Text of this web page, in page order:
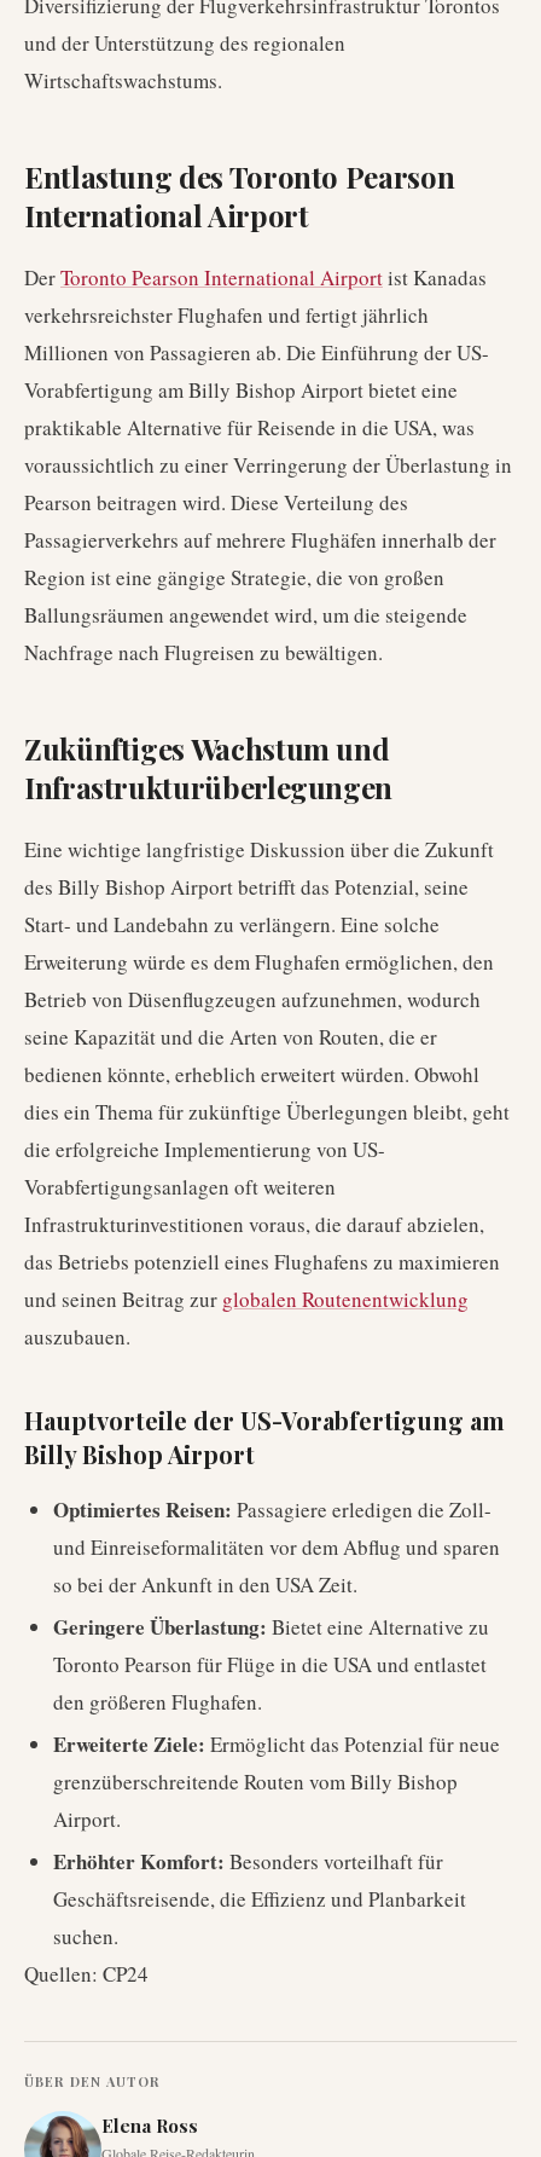
und der Unterstützung des regionalen
Wirtschaftswachstums.
Entlastung des Toronto Pearson
International Airport
DerToronto Pearson International Airportist Kanadas
verkehrsreichster Flughafen und fertigt jährlich
Millionen von Passagieren ab. Die Einführung der US-
Vorabfertigung am Billy Bishop Airport bietet eine
praktikable Alternative für Reisende in die USA, was
voraussichtlich zu einer Verringerung der Überlastung in
Pearson beitragen wird. Diese Verteilung des
Passagierverkehrs auf mehrere Flughäfen innerhalb der
Region ist eine gängige Strategie, die von großen
Ballungsräumen angewendet wird, um die steigende
Nachfrage nach Flugreisen zu bewältigen.
Zukünftiges Wachstum und
Infrastrukturüberlegungen
Eine wichtige langfristige Diskussion über die Zukunft
des Billy Bishop Airport betrifft das Potenzial, seine
Start- und Landebahn zu verlängern. Eine solche
Erweiterung würde es dem Flughafen ermöglichen, den
Betrieb von Düsenflugzeugen aufzunehmen, wodurch
seine Kapazität und die Arten von Routen, die er
bedienen könnte, erheblich erweitert würden. Obwohl
dies ein Thema für zukünftige Überlegungen bleibt, geht
die erfolgreiche Implementierung von US-
Vorabfertigungsanlagen oft weiteren
Infrastrukturinvestitionen voraus, die darauf abzielen,
das Betriebs potenziell eines Flughafens zu maximieren
und seinen Beitrag zur globalen Routenentwicklung
auszubauen.
Hauptvorteile der US-Vorabfertigung am
Billy Bishop Airport
Optimiertes Reisen: Passagiere erledigen die Zoll-
und Einreiseformalitäten vor dem Abflug und sparen
so bei der Ankunft in den USA Zeit.
Geringere Überlastung: Bietet eine Alternative zu
Toronto Pearson für Flüge in die USA und entlastet
den größeren Flughafen.
Erweiterte Ziele: Ermöglicht das Potenzial für neue
grenzüberschreitende Routen vom Billy Bishop
Airport.
Erhöhter Komfort: Besonders vorteilhaft für
Geschäftsreisende, die Effizienz und Planbarkeit
suchen.
Quellen: CP24
ÜBER DEN AUTOR
Elena Ross